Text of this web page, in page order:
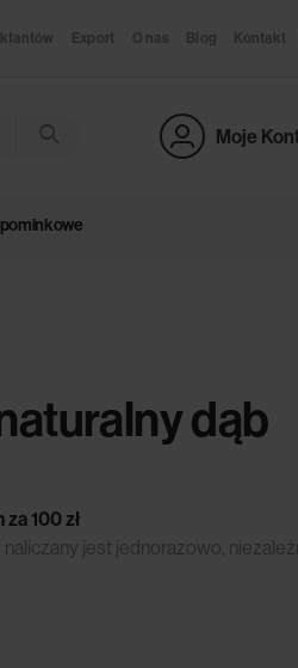
Export O nas Blog Kontakt
Moje
dąb
100 zł
jest jednorazowo,